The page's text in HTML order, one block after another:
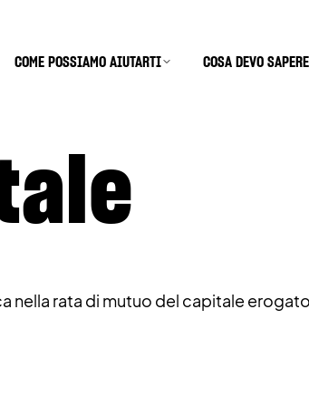
COME POSSIAMO AIUTARTI COSA DEVO SAPERE
nella rata di mutuo del capitale